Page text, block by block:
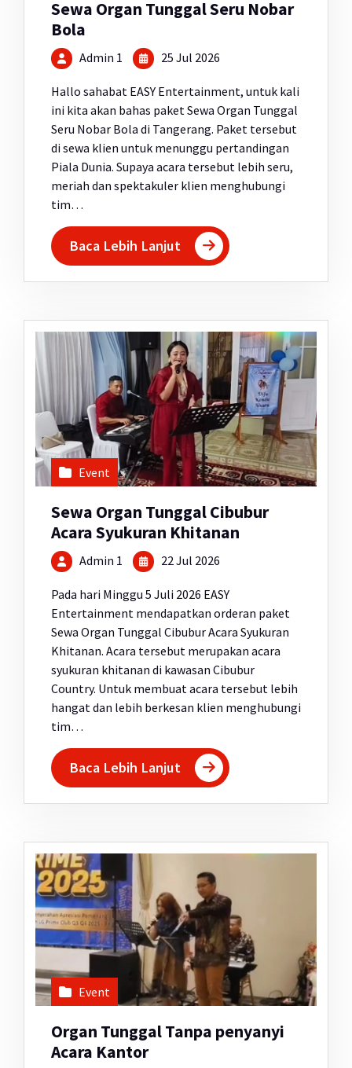
Sewa Organ Tunggal Seru Nobar
Bola
Admin 1 25 Jul 2026
Hallo sahabat EASY Entertainment, untuk kali
ini kita akan bahas paket Sewa Organ Tunggal
Seru Nobar Bola di Tangerang. Paket tersebut
di sewa klien untuk menunggu pertandingan
Piala Dunia. Supaya acara tersebut lebih seru,
meriah dan spektakuler klien menghubungi
tim…
Baca Lebih Lanjut
Event
Sewa Organ Tunggal Cibubur
Acara Syukuran Khitanan
Admin 1 22 Jul 2026
Pada hari Minggu 5 Juli 2026 EASY
Entertainment mendapatkan orderan paket
Sewa Organ Tunggal Cibubur Acara Syukuran
Khitanan. Acara tersebut merupakan acara
syukuran khitanan di kawasan Cibubur
Country. Untuk membuat acara tersebut lebih
hangat dan lebih berkesan klien menghubungi
tim…
Baca Lebih Lanjut
Event
Organ Tunggal Tanpa penyanyi
Acara Kantor